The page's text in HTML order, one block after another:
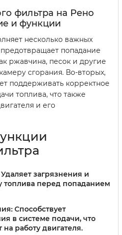
фильтра на Рено
и функции
несколько важных
попадание
ржавчина, песок и другие
сгорания. Во-вторых,
поддерживать корректное
топлива, что также
и его
Удаляет загрязнения и
топлива перед попаданием
Способствует
в системе подачи, что
работу двигателя.